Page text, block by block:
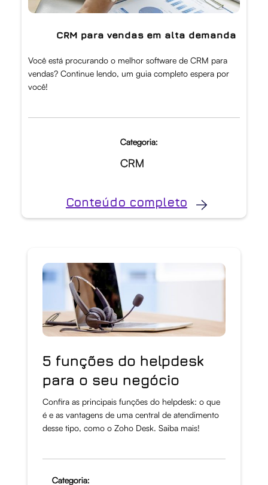
CRM para vendas em alta demanda
Você está procurando o melhor software de CRM para
vendas? Continue lendo, um guia completo espera por
você!
Categoria:
CRM
Conteúdo completo
5 funções do helpdesk
para o seu negócio
Confira as principais funções do helpdesk: o que
é e as vantagens de uma central de atendimento
desse tipo, como o Zoho Desk. Saiba mais!
Categoria: